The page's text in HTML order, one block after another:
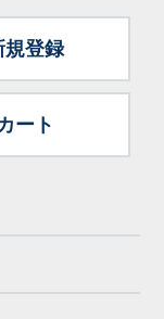
規登録
ート